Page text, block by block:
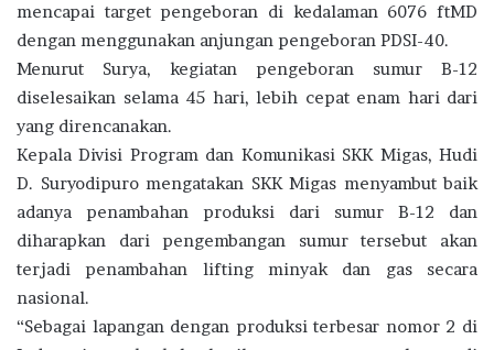
mencapai target pengeboran di kedalaman 6076 ftMD
dengan menggunakan anjungan pengeboran PDSI-40.
Menurut Surya, kegiatan pengeboran sumur B-12
diselesaikan selama 45 hari, lebih cepat enam hari dari
yang direncanakan.
Kepala Divisi Program dan Komunikasi SKK Migas, Hudi
D. Suryodipuro mengatakan SKK Migas menyambut baik
adanya penambahan produksi dari sumur B-12 dan
diharapkan dari pengembangan sumur tersebut akan
terjadi penambahan lifting minyak dan gas secara
nasional.
“Sebagai lapangan dengan produksi terbesar nomor 2 di